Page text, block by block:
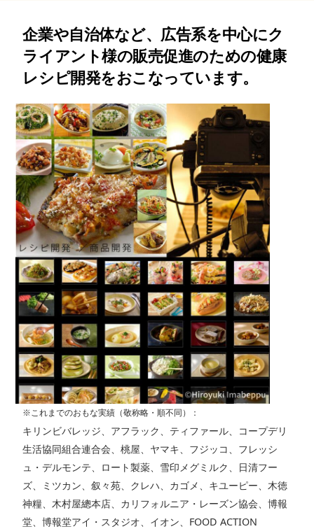
企業や自治体など、広告系を中心にク
ライアント様の販売促進のための健康
レシピ開発をおこなっています。
※これまでのおもな実績（敬称略・順不同）：
キリンビバレッジ、アフラック、ティファール、コープデリ
生活協同組合連合会、桃屋、ヤマキ、フジッコ、フレッシ
ュ・デルモンテ、ロート製薬、雪印メグミルク、日清フー
ズ、ミツカン、叙々苑、クレハ、カゴメ、キユーピー、木徳
神糧、木村屋總本店、カリフォルニア・レーズン協会、博報
堂、博報堂アイ・スタジオ、イオン、FOOD ACTION